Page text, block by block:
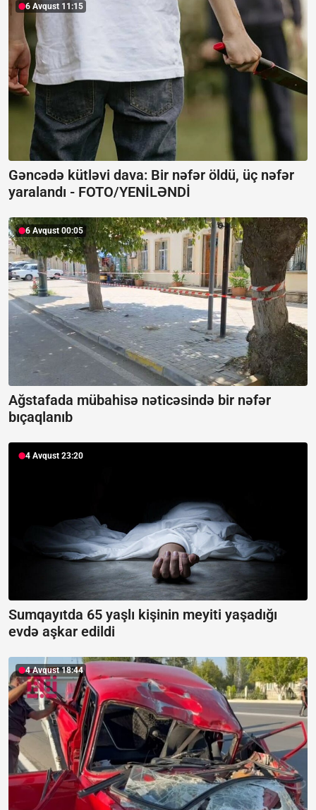
6 Avqust 11:15
Gəncədə kütləvi dava: Bir nəfər öldü, üç nəfər
yaralandı - FOTO/YENİLƏNDİ
6 Avqust 00:05
Ağstafada mübahisə nəticəsində bir nəfər
bıçaqlanıb
4 Avqust 23:20
Sumqayıtda 65 yaşlı kişinin meyiti yaşadığı
evdə aşkar edildi
4 Avqust 18:44